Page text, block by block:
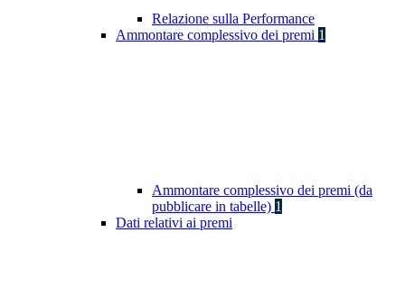
Relazione sulla Performance
Ammontare complessivo dei premi 1
Ammontare complessivo dei premi (da
pubblicare in tabelle) 1
Dati relativi ai premi